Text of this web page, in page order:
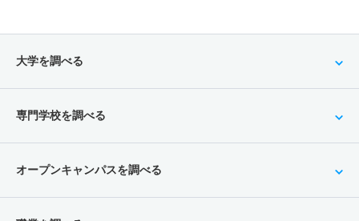
大学を調べる
専門学校を調べる
オープンキャンパスを調べる